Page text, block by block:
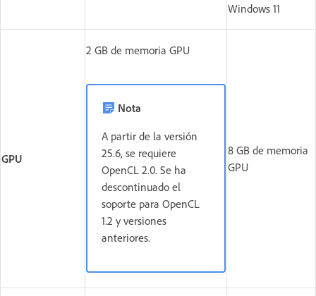
Windows 11
GPU
2 GB de memoria GPU
Nota
A partir de la versión
25.6, se requiere
OpenCL 2.0. Se ha
descontinuado el
soporte para OpenCL
1.2 y versiones
anteriores.
8 GB de memoria
GPU